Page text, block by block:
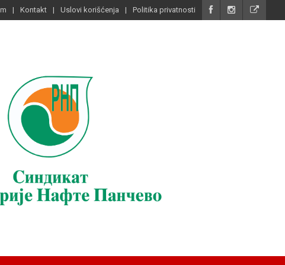
Kontakt Uslovi korišćenja Politika privatnosti